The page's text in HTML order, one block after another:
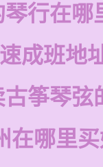
行在哪
成班地
筝琴弦
在哪里